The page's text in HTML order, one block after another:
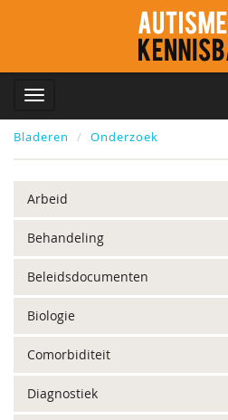
Bladeren Onderzoek
Arbeid
Behandeling
Beleidsdocumenten
Biologie
Comorbiditeit
Diagnostiek